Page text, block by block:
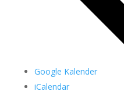
Google Kalender
iCalendar